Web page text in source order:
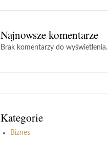
Najnowsze komentarze
Brak komentarzy do wyświetlenia.
Kategorie
Biznes